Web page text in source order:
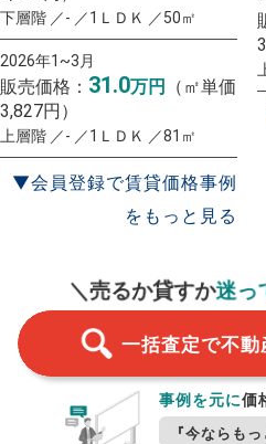
下層階 ／- ／1ＬＤＫ ／50㎡
2026年1~3月
販売価格： 31.0万円
（㎡単価
3,827円）
上層階 ／- ／1ＬＤＫ ／81㎡
▼会員登録で賃貸価格事例
をもっと見る
＼売るか貸すか迷っ
一括査定で不
事例を元に価
『今ならも